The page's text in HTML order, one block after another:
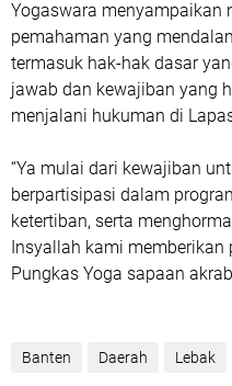
Yogaswara menyampaikan
pemahaman yang
termasuk hak-hak dasar
jawab dan kewajiban yang
menjalani hukuman di
“Ya mulai dari kewajiban
berpartisipasi dalam
ketertiban, serta
Insyallah kami memberikan
Pungkas Yoga sapaan
Banten Daerah Lebak